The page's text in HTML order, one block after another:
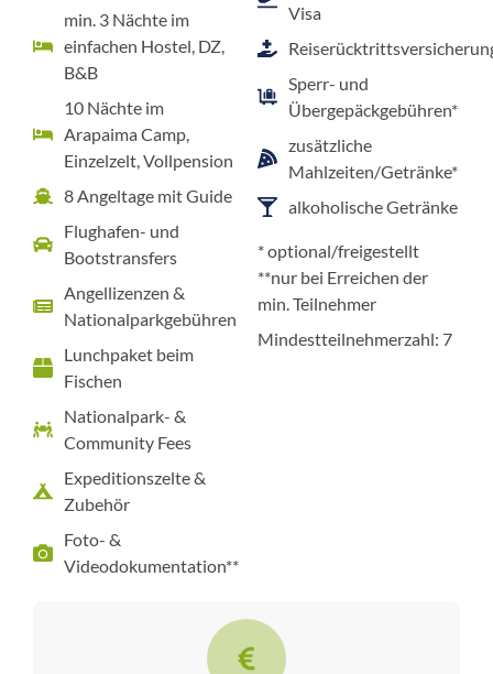
min. 3 Nächte im
einfachen Hostel, DZ,
B&B
10 Nächte im
Arapaima Camp,
Einzelzelt, Vollpension
8 Angeltage mit Guide
Flughafen- und
Bootstransfers
Angellizenzen &
Nationalparkgebühren
Lunchpaket beim
Fischen
Nationalpark- &
Community Fees
Expeditionszelte &
Zubehör
Foto- &
Videodokumentation**
Visa
Sperr- und
Übergepäckgebühren*
zusätzliche
Mahlzeiten/Getränke*
alkoholische Getränke
* optional/freigestellt
**nur bei Erreichen der
min. Teilnehmer
Mindestteilnehmerzahl: 7